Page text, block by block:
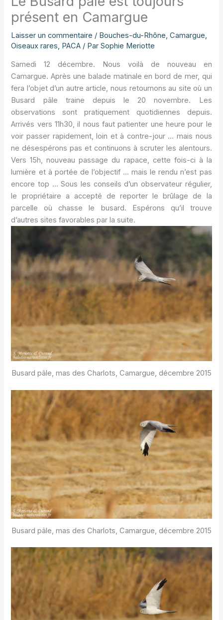
présent en Camargue
Laisser un commentaire / Bouches-du-Rhône,Camargue,
Oiseaux rares, PACA / ParSophie Meriotte
Samedi 12 décembre. Nous voilà de nouveau en
Camargue. Après une balade matinale en bord de mer, qui
fera l’objet d’un autre article, nous retournons au site où un
Busard pâle traine depuis le 20 novembre. Les
observations sont pratiquement quotidiennes depuis.
Arrivés vers 11h30, il nous faut patienter une heure pour le
voir passer rapidement, loin et à contre-jour … mais nous
ne désespérons pas et continuons à scruter les alentours.
Vers 15h, nouveau passage du rapace, cette fois-ci à la
lumière et à portée de l’objectif … mais le rendu n’est pas
encore top … Sous les conseils d’un observateur régulier,
le propriétaire a accepté de reporter le brûlage de la
parcelle où chasse le busard. Espérons qu’il trouve
d’autres sites favorables par la suite.
Busard pâle, mas des Charlots, Camargue, décembre 2015
Busard pâle, mas des Charlots, Camargue, décembre 2015